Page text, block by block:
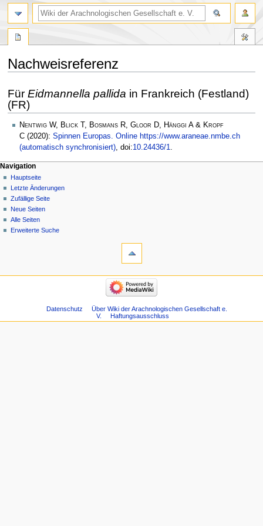
Nachweisreferenz
Navigation
springen
Suche
springen
Für Eidmannella pallida in Frankreich (Festland)
(FR)
Nentwig W, Blick T, Bosmans R, Gloor D, Hänggi A & Kropf
C (2020): Spinnen Europas. Online https://www.araneae.nmbe.ch
(automatisch synchronisiert), doi:10.24436/1.
Navigation
Hauptseite
Letzte Änderungen
Zufällige Seite
Neue Seiten
Alle Seiten
Erweiterte Suche
Datenschutz
Über Wiki der Arachnologischen Gesellschaft e.
V.
Haftungsausschluss